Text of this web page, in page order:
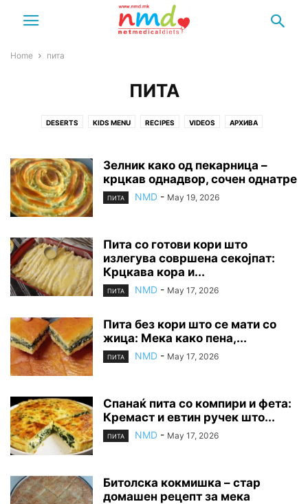
Home пита
ПИТА
DESERTS KIDS MENU RECIPES VIDEOS АРХИВА
ДОКТОРИ ЕСТРАДА
МЛЕЧНИ ПРОИЗВОДИ НАПИТОК НАРОДНА МЕДИЦИНА
НУТРИЦИОНИЗАМ ОБИЧАИ ОСТАНАТО ПЕЧЕНО МЕСО
ПОГАЧА ПОЛИТИКА ЗА ПРИВАТНОСТ
ПСИХОЛОГИЈА РЕЛИГИЈА РЕЦЕПТИ РИБА САЛАТИ
СИТНИ КОЛАЧИ СЛАТКО ЏЕМ МАРМАЛАД СОКОВИ СУПИ И ЧОРБИ
ТЕСТО ТОРТА УСЛОВИ ЗА КОРИСТЕЊЕ
Зелник како од пекарница –
крцкав однадвор, сочен однатре
ПИТА NMD - May 19, 2026
Пита со готови кори што
излегува совршена секојпат:
Крцкава кора и...
ПИТА NMD - May 17, 2026
Пита без кори што се мати со
жица: Мека како пена,...
ПИТА NMD - May 17, 2026
Спанаќ пита со компири и фета:
Кремаст и евтин ручек што...
ПИТА NMD - May 17, 2026
Битолска кокмишка – стар
домашен рецепт за мека